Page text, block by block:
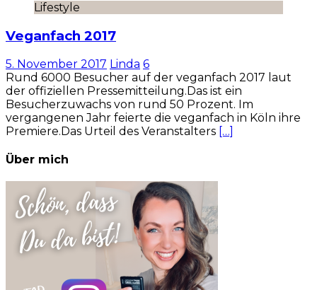
Lifestyle
Veganfach 2017
5. November 2017 Linda 6
Rund 6000 Besucher auf der veganfach 2017 laut
der offiziellen Pressemitteilung.Das ist ein
Besucherzuwachs von rund 50 Prozent. Im
vergangenen Jahr feierte die veganfach in Köln ihre
Premiere.Das Urteil des Veranstalters […]
Über mich